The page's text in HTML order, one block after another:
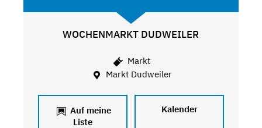
WOCHENMARKT DUDWEILER
Markt
Markt Dudweiler
Auf meine
Liste
Kalender